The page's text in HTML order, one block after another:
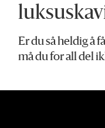
Er du så heldig å
må du for all del